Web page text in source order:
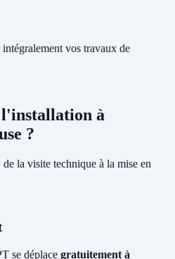
vos travaux de
l'installation à
?
la visite technique à la mise en
se déplace gratuitement à